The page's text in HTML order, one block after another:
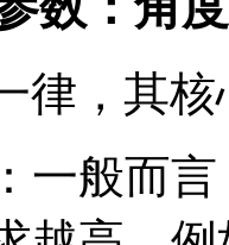
律，其
一般而